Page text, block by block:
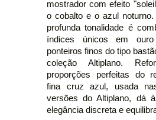
mostrador com efeito
o cobalto e o azul
profunda tonalidade é
índices únicos em
ponteiros finos do tipo
coleção Altiplano.
proporções perfeitas do
fina cruz azul, usada
versões do Altiplano, dá
elegância discreta e